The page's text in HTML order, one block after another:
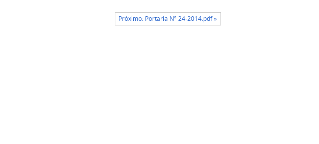
Próximo: Portaria Nº 24-2014.pdf »